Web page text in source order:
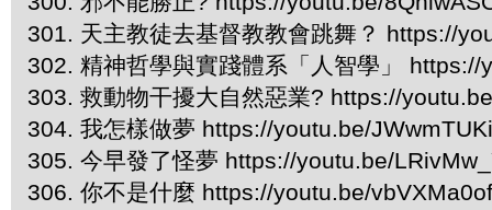
301. 天主教徒去基督教教會跳舞？ https://
302. 精神哲學與實踐體系「人智學」
303. 救動物干擾大自然惡業? https://
304. 我怎樣做夢 https://youtu.be/
305. 今早發了怪夢 https://youtu.be/
306. 你不是什麼 https://youtu.be/